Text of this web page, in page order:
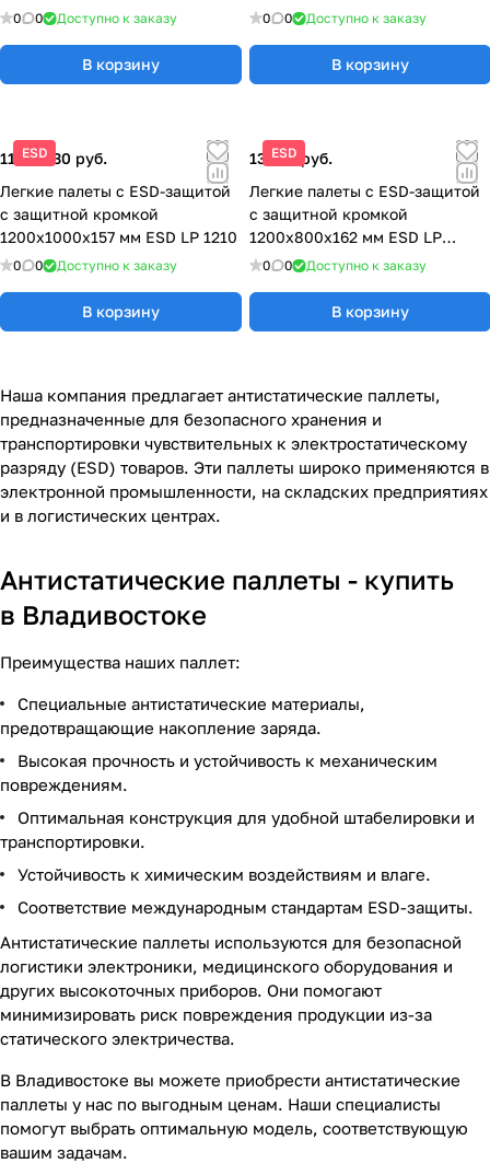
1208K OS
0 0 Доступно к заказу
В корзину
OS
0 0 Доступно к заказу
В корзину
ESD
11 695,30 руб.
Легкие палеты с ESD-защитой
с защитной кромкой
1200x1000x157 мм ESD LP 1210
0 0 Доступно к заказу
В корзину
ESD
13 525 руб.
Легкие палеты с ESD-защитой
с защитной кромкой
1200x800x162 мм ESD LP
1208K
0 0 Доступно к заказу
В корзину
Наша компания предлагает антистатические паллеты,
предназначенные для безопасного хранения и
транспортировки чувствительных к электростатическому
разряду (ESD) товаров. Эти паллеты широко применяются в
электронной промышленности, на складских предприятиях
и в логистических центрах.
Антистатические паллеты - купить
в Владивостоке
Преимущества наших паллет:
Специальные антистатические материалы,
предотвращающие накопление заряда.
Высокая прочность и устойчивость к механическим
повреждениям.
Оптимальная конструкция для удобной штабелировки и
транспортировки.
Устойчивость к химическим воздействиям и влаге.
Соответствие международным стандартам ESD-защиты.
Антистатические паллеты используются для безопасной
логистики электроники, медицинского оборудования и
других высокоточных приборов. Они помогают
минимизировать риск повреждения продукции из-за
статического электричества.
В Владивостоке вы можете приобрести антистатические
паллеты у нас по выгодным ценам. Наши специалисты
помогут выбрать оптимальную модель, соответствующую
вашим задачам.